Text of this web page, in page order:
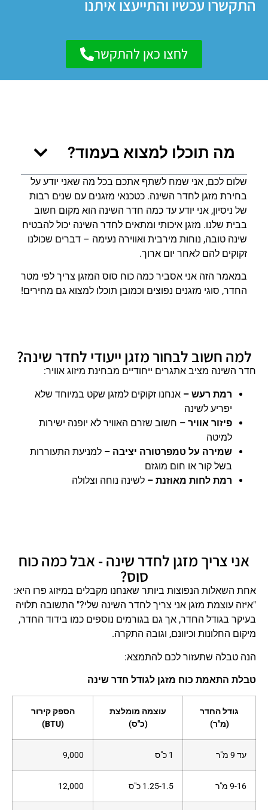
התקשרו עכשיו והתייעצו איתנו
לחצו כאן להתקשר
מה תוכלו למצוא בעמוד?
שלום לכם, אני שמח לשתף אתכם בכל מה שאני יודע על
בחירת מזגן לחדר השינה. כטכנאי מזגנים עם שנים רבות
של ניסיון, אני יודע עד כמה חדר השינה הוא מקום חשוב
בבית שלנו. מזגן איכותי ומתאים לחדר השינה יכול להבטיח
שינה טובה, נוחות מירבית ואווירה נעימה – דברים שכולנו
זקוקים להם לאחר יום ארוך.
במאמר הזה אני אסביר כמה כוח סוס המזגן צריך לפי מטר
החדר, סוגי מזגנים נפוצים וכמובן תוכלו למצוא גם מחירים!
למה חשוב לבחור מזגן ייעודי לחדר שינה?
חדר השינה מציב אתגרים ייחודיים מבחינת מיזוג אוויר:
רמת רעש – אנחנו זקוקים למזגן שקט במיוחד שלא
יפריע לשינה
פיזור אוויר – חשוב שזרם האוויר לא יופנה ישירות
למיטה
שמירה על טמפרטורה יציבה – למניעת התעוררות
בשל קור או חום מוגזם
רמת לחות מאוזנת – לשינה נוחה וצלולה
אני צריך מזגן לחדר שינה - אבל כמה כוח
סוס?
אחת השאלות הנפוצות ביותר שאנחנו מקבלים במיזוג פרו היא:
"איזה עוצמת מזגן אני צריך לחדר השינה שלי?" התשובה תלויה
בעיקר בגודל החדר, אך גם בגורמים נוספים כמו בידוד החדר,
מיקום החלונות וכיוונם, וגובה התקרה.
הנה טבלה שתעזור לכם להתמצא:
טבלת התאמת כוח מזגן לגודל חדר שינה
גודל החדר
(מ"ר)
עוצמה מומלצת
(כ"ס)
הספק קירור
(BTU)
עד 9 מ"ר 1 כ"ס 9,000
9-16 מ"ר 1.25-1.5 כ"ס 12,000